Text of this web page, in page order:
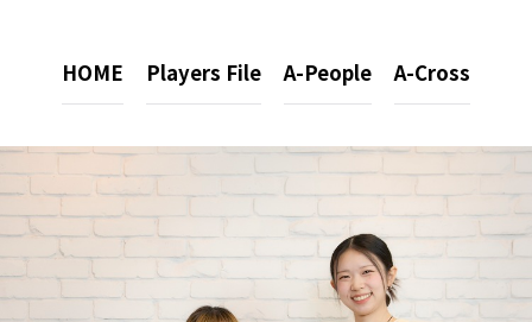
HOME Players File A-People A-Cross